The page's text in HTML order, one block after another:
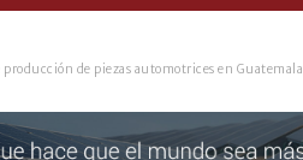
de piezas automotrices en Guatemala